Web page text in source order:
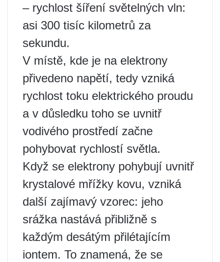
– rychlost šíření světelných vln:
asi 300 tisíc kilometrů za
sekundu.
V místě, kde je na elektrony
přivedeno napětí, tedy vzniká
rychlost toku elektrického proudu
a v důsledku toho se uvnitř
vodivého prostředí začne
pohybovat rychlostí světla.
Když se elektrony pohybují uvnitř
krystalové mřížky kovu, vzniká
další zajímavý vzorec: jeho
srážka nastává přibližně s
každým desátým přilétajícím
iontem. To znamená, že se